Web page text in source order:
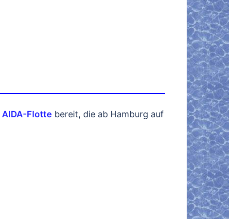
AIDA-Flotte bereit, die ab Hamburg auf